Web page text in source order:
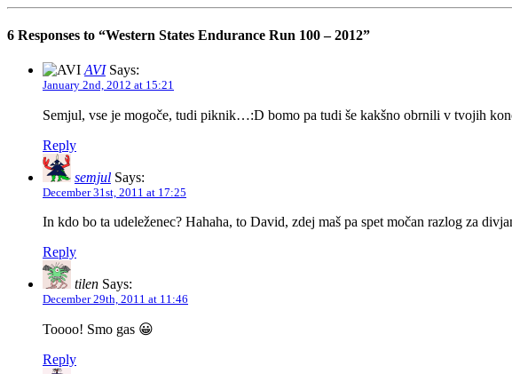
6 Responses to “Western States Endurance Run 100 – 2012”
AVISays:
January 2nd, 2012 at 15:21
Semjul, vse je mogoče, tudi piknik…:D bomo pa tudi še kakšno obrnili v tvojih
Reply
semjul Says:
December 31st, 2011 at 17:25
In kdo bo ta udeleženec? Hahaha, to David, zdej maš pa spet močan razlog za
Reply
tilen Says:
December 29th, 2011 at 11:46
Toooo! Smo gas 😀
Reply